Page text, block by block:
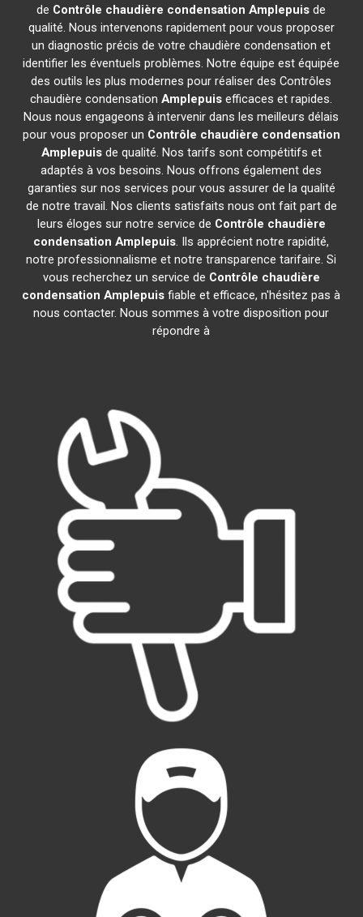
de Contrôle chaudière condensation Amplepuis de
qualité. Nous intervenons rapidement pour vous proposer
un diagnostic précis de votre chaudière condensation et
identifier les éventuels problèmes. Notre équipe est équipée
des outils les plus modernes pour réaliser des Contrôles
chaudière condensationAmplepuis efficaces et rapides.
Nous nous engageons à intervenir dans les meilleurs délais
pour vous proposer un Contrôle chaudière condensation
Amplepuisde qualité. Nos tarifs sont compétitifs et
adaptés à vos besoins. Nous offrons également des
garanties sur nos services pour vous assurer de la qualité
de notre travail. Nos clients satisfaits nous ont fait part de
leurs éloges sur notre service de Contrôle chaudière
condensation Amplepuis. Ils apprécient notre rapidité,
notre professionnalisme et notre transparence tarifaire. Si
vous recherchez un service de Contrôle chaudière
condensation Amplepuis fiable et efficace, n'hésitez pas à
nous contacter. Nous sommes à votre disposition pour
répondre à